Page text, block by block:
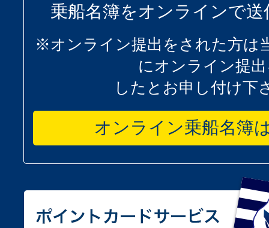
乗船名簿をオンラインで
※オンライン提出をされた方は
にオンライン提
したとお申し付け下
オンライン乗船名簿